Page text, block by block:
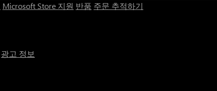
Microsoft Store 지원 반품 주문 추적하기
광고 정보